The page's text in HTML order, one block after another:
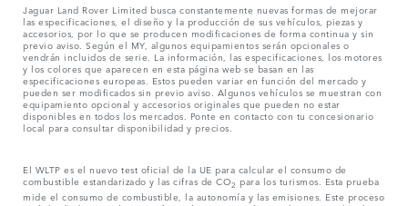
Jaguar Land Rover Limited busca constantemente nuevas formas de mejorar
las especificaciones, el diseño y la producción de sus vehículos, piezas y
accesorios, por lo que se producen modificaciones de forma continua y sin
previo aviso. Según el MY, algunos equipamientos serán opcionales o
vendrán incluidos de serie. La información, las especificaciones, los motores
y los colores que aparecen en esta página web se basan en las
especificaciones europeas. Estos pueden variar en función del mercado y
pueden ser modificados sin previo aviso. Algunos vehículos se muestran con
equipamiento opcional y accesorios originales que pueden no estar
disponibles en todos los mercados. Ponte en contacto con tu concesionario
local para consultar disponibilidad y precios.
El WLTP es el nuevo test oficial de la UE para calcular el consumo de
combustible estandarizado y las cifras de CO2 para los turismos. Esta prueba
mide el consumo de combustible, la autonomía y las emisiones. Este proceso